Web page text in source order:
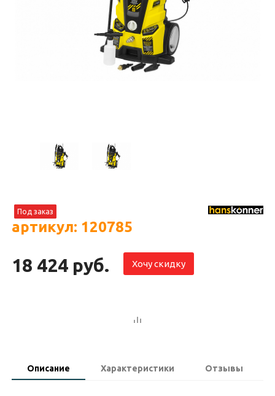
Под заказ
артикул: 120785
18 424 руб. Хочу скидку
Описание Характеристики Отзывы